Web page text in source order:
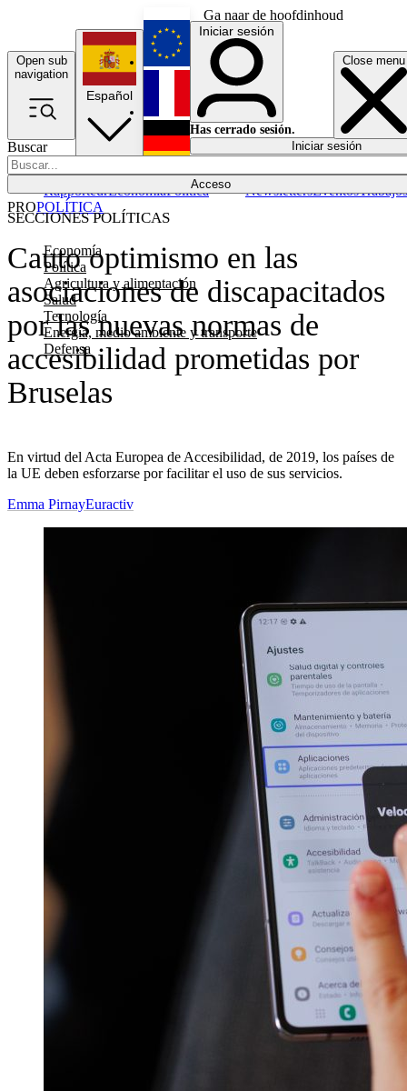
Ga naar de hoofdinhoud
Open sub
navigation
Close menu
Buscar
Acceso
SECCIONES POLÍTICAS
Economía
Política
Agricultura y alimentación
Salud
Tecnología
Energía, medio ambiente y transporte
Defensa
RapporteurEconomíaPolítica NewslettersEventosTrabajos
Español
English
Français
Iniciar sesión
Has cerrado sesión.
Iniciar sesión
Cauto optimismo en las
asociaciones de discapacitados
por las nuevas normas de
accesibilidad prometidas por
Bruselas
En virtud del Acta Europea de Accesibilidad, de 2019, los países de
la UE deben esforzarse por facilitar el uso de sus servicios.
PROPOLÍTICA
Emma PirnayEuractiv